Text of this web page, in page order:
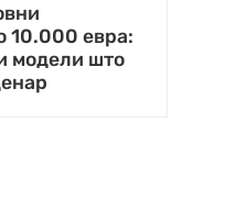
10.000 евра:
модели што